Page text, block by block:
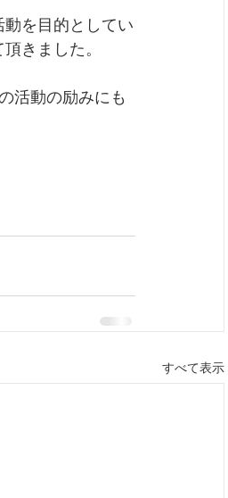
を目的としてい
きました。
活動の励みにも
すべて表示